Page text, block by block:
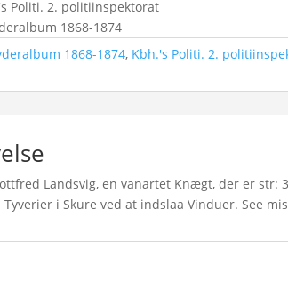
Politi. 2. politiinspektorat
1868-1874
1868-1874, Kbh.'s Politi. 2.
Landsvig, en vanartet Knægt, der er str:
i Skure ved at indslaa Vinduer. See